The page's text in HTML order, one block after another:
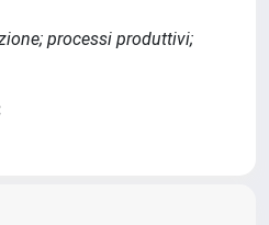
processi produttivi;